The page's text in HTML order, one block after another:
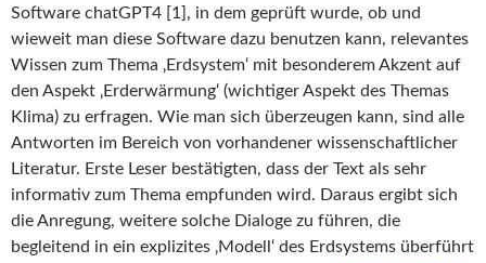
Software chatGPT4 [1], in dem geprüft wurde, ob und
wieweit man diese Software dazu benutzen kann, relevantes
Wissen zum Thema ‚Erdsystem‘ mit besonderem Akzent auf
den Aspekt ‚Erderwärmung‘ (wichtiger Aspekt des Themas
Klima) zu erfragen. Wie man sich überzeugen kann, sind alle
Antworten im Bereich von vorhandener wissenschaftlicher
Literatur. Erste Leser bestätigten, dass der Text als sehr
informativ zum Thema empfunden wird. Daraus ergibt sich
die Anregung, weitere solche Dialoge zu führen, die
begleitend in ein explizites ‚Modell‘ des Erdsystems überführt